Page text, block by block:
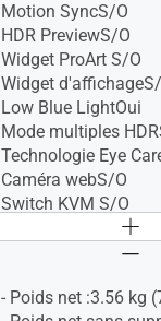
Motion SyncS/O
HDR PreviewS/O
Widget ProArt S/O
Widget
Low Blue LightOui
Mode multiples
Technologie Eye
Caméra webS/O
Switch KVM S/O
Haut-parleurOui
WooferS/O
- Poids net :3.56 kg